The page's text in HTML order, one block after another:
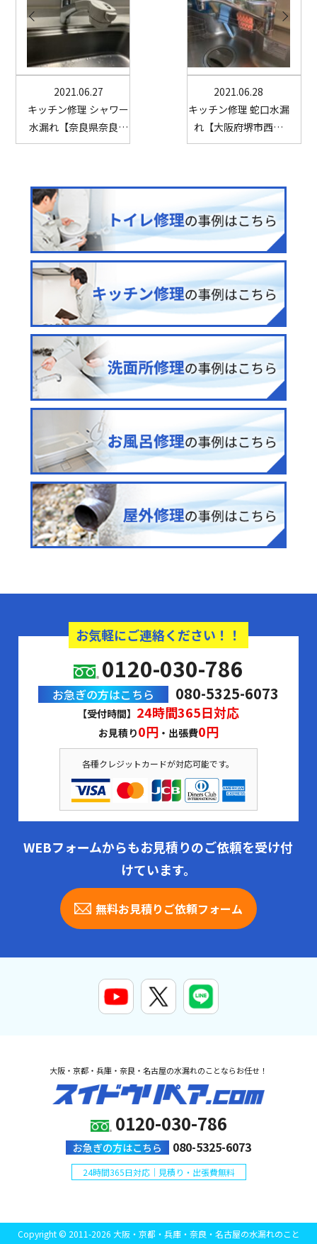
2021.06.27
キッチン修理 シャワー
水漏れ【奈良県奈良…
2021.06.28
キッチン修理 蛇口水漏
れ【大阪府堺市西…
お気軽にご連絡ください！！
0120-030-786
お急ぎの方はこちら 080-5325-6073
【受付時間】 24時間365日対応
お見積り0円 ・出張費0円
各種クレジットカードが対応可能です。
WEBフォームからもお見積りのご依頼を受け付
けています。
無料お見積りご依頼フォーム
大阪・京都・兵庫・奈良・名古屋の水漏れのことならお任せ！
0120-030-786
お急ぎの方はこちら 080-5325-6073
24時間365日対応｜見積り・出張費無料
Copyright © 2011-2026 大阪・京都・兵庫・奈良・名古屋の水漏れのこと